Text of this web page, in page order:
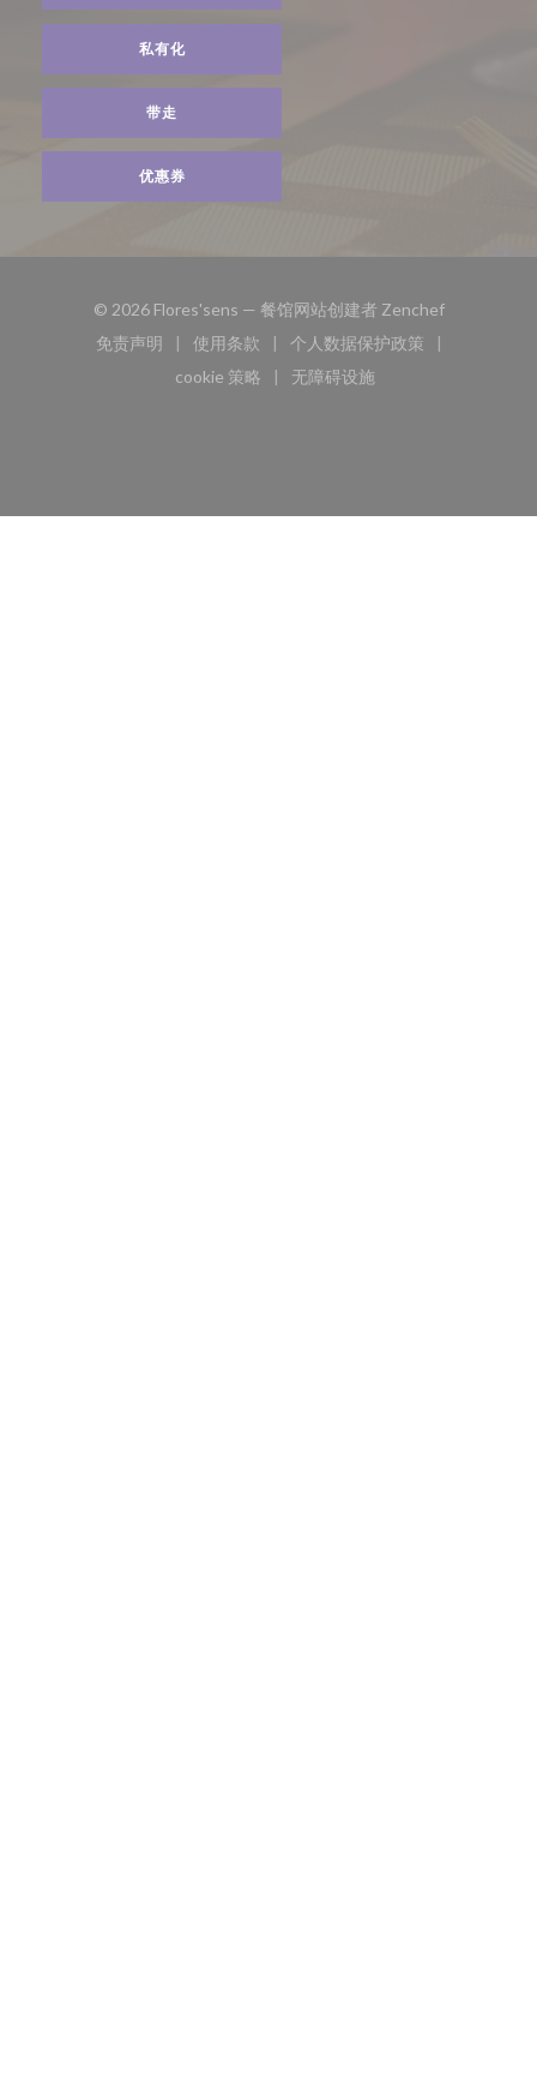
私有化
带走
优惠券
© 2026 Flores'sens — 餐馆网站创建者 Zenchef((在新窗口
免责声明
((在新窗口中打开))
使用条款
((在新窗口中打开))
个人数据保护政策
((在新窗口中打开))
cookie 策略
((在新窗口中打开))
无障碍设施
((在新窗口中打开))